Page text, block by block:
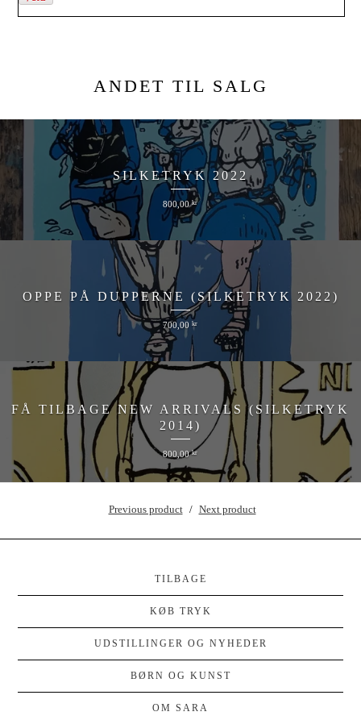
ANDET TIL SALG
SILKETRYK 2022
800,00kr
OPPE PÅ DUPPERNE (SILKETRYK 2022)
700,00 kr
FÅ TILBAGE NEW ARRIVALS (SILKETRYK
2014)
800,00kr
Previous product Next product
TILBAGE
KØB TRYK
UDSTILLINGER OG NYHEDER
BØRN OG KUNST
OM SARA